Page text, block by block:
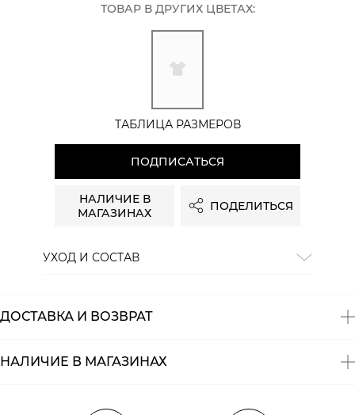
ТОВАР В ДРУГИХ ЦВЕТАХ:
ТАБЛИЦА РАЗМЕРОВ
ПОДПИСАТЬСЯ
НАЛИЧИЕ В
МАГАЗИНАХ
ПОДЕЛИТЬСЯ
УХОД И СОСТАВ
ДОСТАВКА И ВОЗВРАТ
НАЛИЧИЕ В МАГАЗИНАХ